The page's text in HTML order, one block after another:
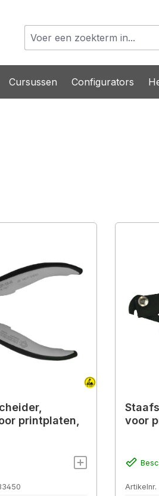
Cursussen Configurators
printplaten,
voor
Artikelnr.